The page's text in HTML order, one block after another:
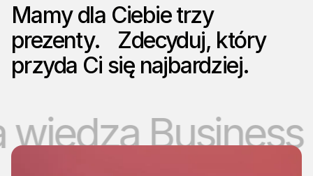
Mamy dla Ciebie trzy
prezenty. Zdecyduj, który
przyda Ci się najbardziej.
Business